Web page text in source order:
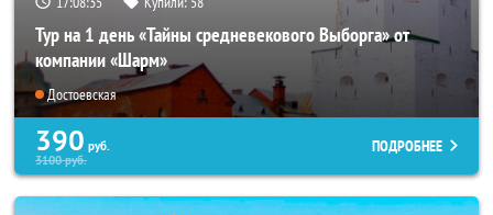
Тур на 1 день «Тайны средневекового Выборга» от
компании «Шарм»
Достоевская
390 руб.
3100руб.
ПОДРОБНЕЕ